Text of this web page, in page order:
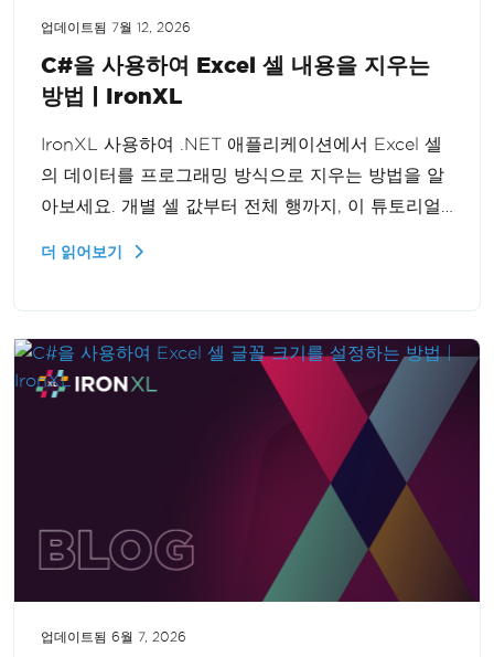
업데이트됨 7월 12, 2026
C#을 사용하여 Excel 셀 내용을 지우는
방법 | IronXL
IronXL 사용하여 .NET 애플리케이션에서 Excel 셀
의 데이터를 프로그래밍 방식으로 지우는 방법을 알
아보세요. 개별 셀 값부터 전체 행까지, 이 튜토리얼
더 읽어보기
업데이트됨 6월 7, 2026